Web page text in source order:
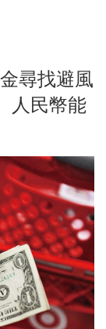
尋找避風
人民幣能